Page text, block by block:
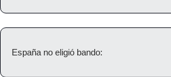
España no eligió bando: